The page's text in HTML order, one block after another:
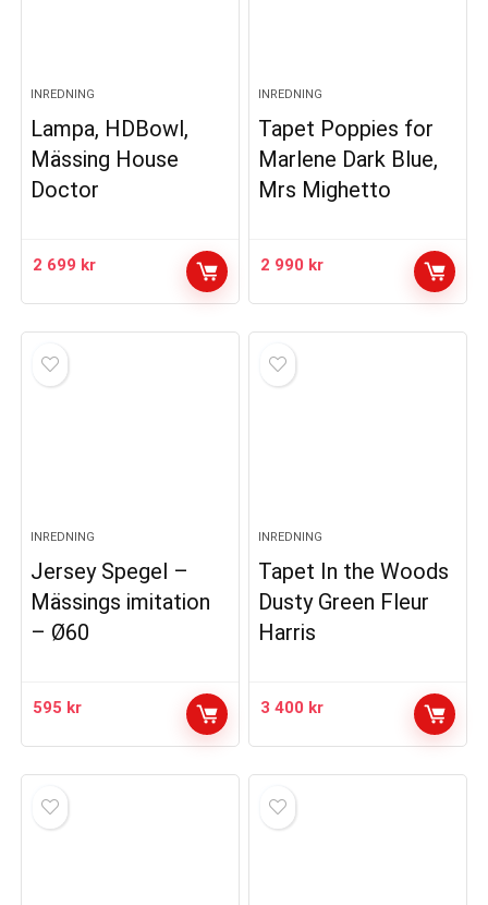
INREDNING
Lampa, HDBowl,
Mässing House
Doctor
2 699 kr
INREDNING
Tapet Poppies for
Marlene Dark Blue,
Mrs Mighetto
2 990 kr
INREDNING
Jersey Spegel –
Mässings imitation
– Ø60
595 kr
INREDNING
Tapet In the Woods
Dusty Green Fleur
Harris
3 400 kr